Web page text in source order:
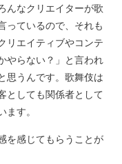
んなクリエイターが歌
っているので、それも
リエイティブやコンテ
やらない？」と言われ
思うんです。歌舞伎は
としても関係者として
す。
を感じてもらうことが